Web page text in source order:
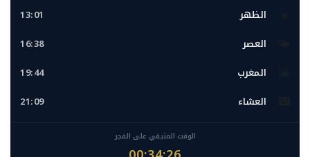
الظهر 13:01
العصر 16:38
المغرب 19:44
العشاء 21:09
الوقت المتبقي على الفجر